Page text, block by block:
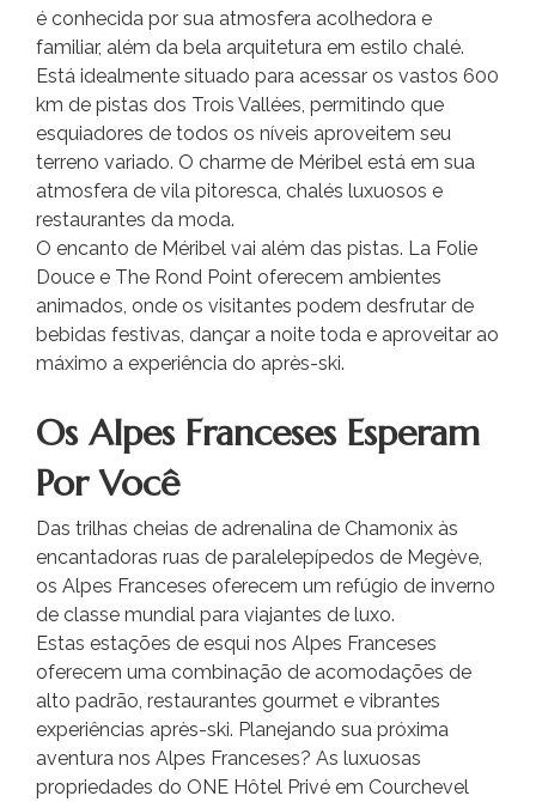
é conhecida por sua atmosfera acolhedora e
familiar, além da bela arquitetura em estilo chalé.
Está idealmente situado para acessar os vastos 600
km de pistas dos Trois Vallées, permitindo que
esquiadores de todos os níveis aproveitem seu
terreno variado. O charme de Méribel está em sua
atmosfera de vila pitoresca, chalés luxuosos e
restaurantes da moda.
O encanto de Méribel vai além das pistas. La Folie
Douce e The Rond Point oferecem ambientes
animados, onde os visitantes podem desfrutar de
bebidas festivas, dançar a noite toda e aproveitar ao
máximo a experiência do après-ski.
Os Alpes Franceses Esperam
Por Você
Das trilhas cheias de adrenalina de Chamonix às
encantadoras ruas de paralelepípedos de Megève,
os Alpes Franceses oferecem um refúgio de inverno
de classe mundial para viajantes de luxo.
Estas estações de esqui nos Alpes Franceses
oferecem uma combinação de acomodações de
alto padrão, restaurantes gourmet e vibrantes
experiências après-ski. Planejando sua próxima
aventura nos Alpes Franceses? As luxuosas
propriedades do ONE Hôtel Privé em Courchevel